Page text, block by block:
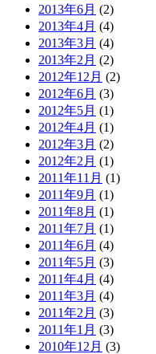
2013年6月 (2)
2013年4月 (4)
2013年3月 (4)
2013年2月 (2)
2012年12月 (2)
2012年6月 (3)
2012年5月 (1)
2012年4月 (1)
2012年3月 (2)
2012年2月 (1)
2011年11月 (1)
2011年9月 (1)
2011年8月 (1)
2011年7月 (1)
2011年6月 (4)
2011年5月 (3)
2011年4月 (4)
2011年3月 (4)
2011年2月 (3)
2011年1月 (3)
2010年12月 (3)